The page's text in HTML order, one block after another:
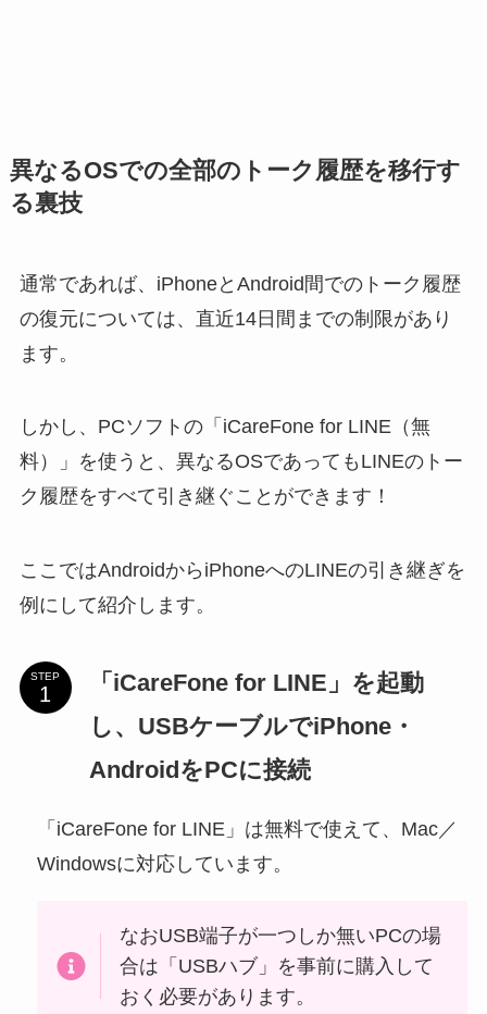
異なるOSでの全部のトーク履歴を移行す
る裏技
通常であれば、iPhoneとAndroid間でのトーク履歴
の復元については、直近14日間までの制限があり
ます。
しかし、PCソフトの「iCareFone for LINE（無
料）」を使うと、異なるOSであってもLINEのトー
ク履歴をすべて引き継ぐことができます！
ここではAndroidからiPhoneへのLINEの引き継ぎを
例にして紹介します。
STEP
「iCareFone for LINE」を起動
し、USBケーブルでiPhone・
AndroidをPCに接続
「iCareFone for LINE」は無料で使えて、Mac／
Windowsに対応しています。
なおUSB端子が一つしか無いPCの場
合は「USBハブ」を事前に購入して
おく必要があります。